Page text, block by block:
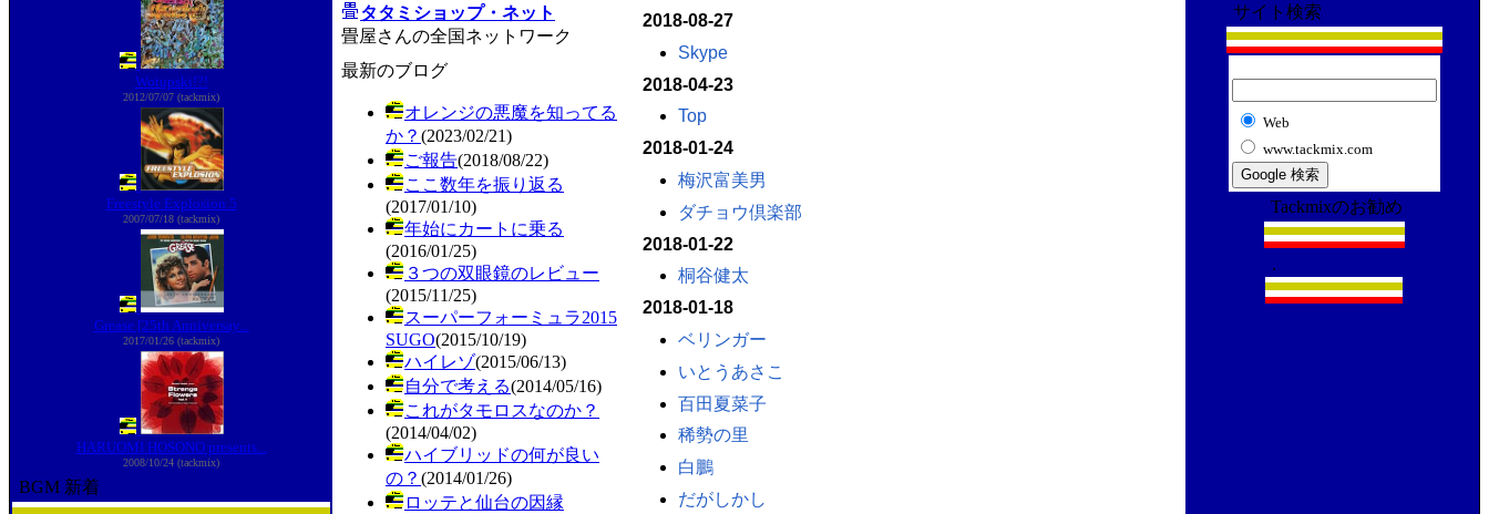
Wotupski!?!
2012/07/07 (tackmix)
Freestyle Explosion 5
2007/07/18 (tackmix)
Grease [25th Anniversay...
2017/01/26 (tackmix)
HARUOMI HOSONO presents...
2008/10/24 (tackmix)
BGM 新着
タタミショップ・ネット
畳屋さんの全国ネットワーク
最新のブログ
オレンジの悪魔を知ってる
か？ (2023/02/21)
ご報告(2018/08/22)
ここ数年を振り返る
(2017/01/10)
年始にカートに乗る
(2016/01/25)
３つの双眼鏡のレビュー
(2015/11/25)
スーパーフォーミュラ2015
SUGO(2015/10/19)
ハイレゾ(2015/06/13)
自分で考える(2014/05/16)
これがタモロスなのか？
(2014/04/02)
ハイブリッドの何が良い
の？ (2014/01/26)
ロッテと仙台の因縁
2018-08-27
Skype
2018-04-23
Top
2018-01-24
梅沢富美男
ダチョウ倶楽部
2018-01-22
桐谷健太
2018-01-18
ベリンガー
いとうあさこ
百田夏菜子
稀勢の里
白鵬
だがしかし
サイト検索
Web
www.tackmix.com
Tackmixのお勧め
.